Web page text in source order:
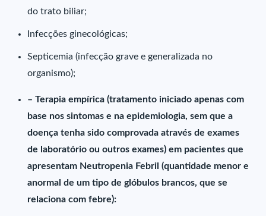
do trato biliar;
Infecções ginecológicas;
Septicemia (infecção grave e generalizada no
organismo);
– Terapia empírica (tratamento iniciado apenas com
base nos sintomas e na epidemiologia, sem que a
doença tenha sido comprovada através de exames
de laboratório ou outros exames) em pacientes que
apresentam Neutropenia Febril (quantidade menor e
anormal de um tipo de glóbulos brancos, que se
relaciona com febre):